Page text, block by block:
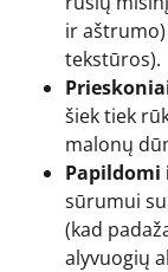
ir
tekstūros).
šiek tiek
malonų
sūrumui
(kad
alyvuogių